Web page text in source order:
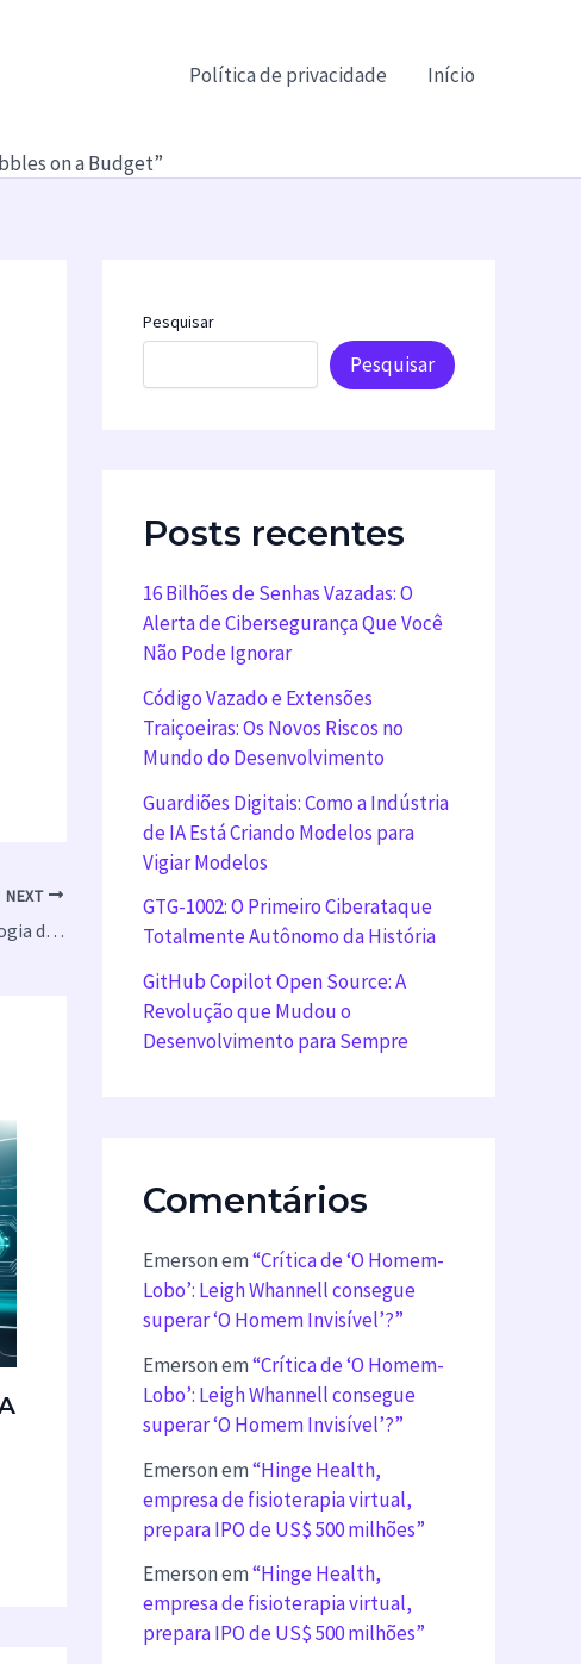
Política de privacidade Início
on a Budget”
NEXT
“Shokz OpenRun Pro 2 Review: Tecnologia de Condução Aérea e Óssea”
Pesquisar
Pesquisar
Posts recentes
16 Bilhões de Senhas Vazadas: O
Alerta de Cibersegurança Que Você
Não Pode Ignorar
Código Vazado e Extensões
Traiçoeiras: Os Novos Riscos no
Mundo do Desenvolvimento
Guardiões Digitais: Como a Indústria
de IA Está Criando Modelos para
Vigiar Modelos
GTG-1002: O Primeiro Ciberataque
Totalmente Autônomo da História
GitHub Copilot Open Source: A
Revolução que Mudou o
Desenvolvimento para Sempre
Comentários
Emersonem“Crítica de ‘O Homem-
Lobo’: Leigh Whannell consegue
superar ‘O Homem Invisível’?”
Emersonem“Crítica de ‘O Homem-
Lobo’: Leigh Whannell consegue
superar ‘O Homem Invisível’?”
Emersonem“Hinge Health,
empresa de fisioterapia virtual,
prepara IPO de US$ 500 milhões”
Emersonem“Hinge Health,
empresa de fisioterapia virtual,
prepara IPO de US$ 500 milhões”